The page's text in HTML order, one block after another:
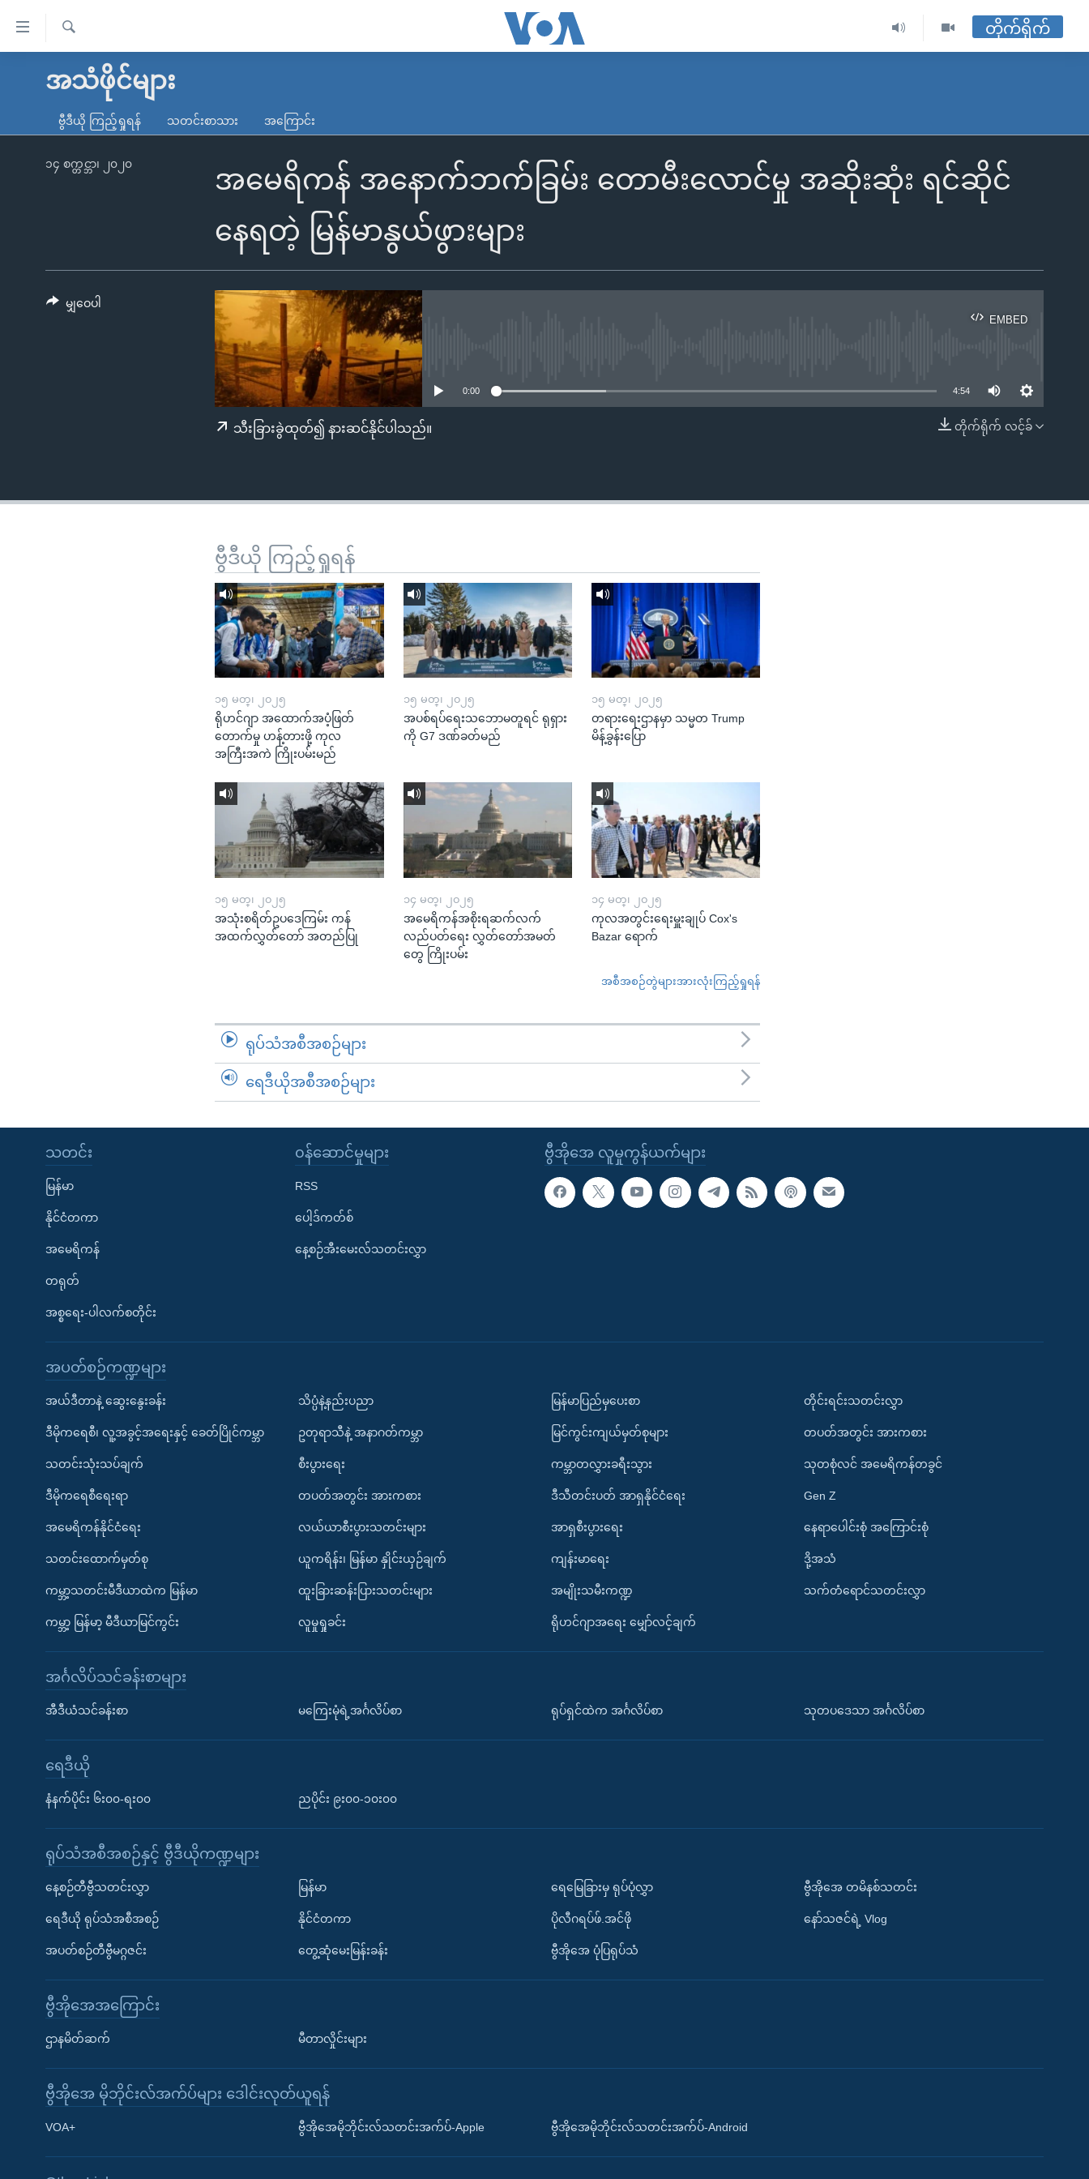
လွယ်ကူ
သည့်
ရန်
မူလစာမျက်နှာ
ကမ္ဘာ့သတင်းများ
နိုင်ငံတကာ
မကြေးမုံရဲ့ အင်္ဂလိပ်စာ
ရေဒီယို
ရေဒီယိုနှင့်ရုပ်သံ အချက်အလက်များ
Learning English
ရ
တိုက်ရိုက်
အသံဖိုင်များ
ဗွီဒီယို ကြည့်ရှုရန် သတင်းစာသား အကြောင်း
အမေရိကန် အနောက်ဘက်ခြမ်း တောမီးလောင်မှု အဆိုးဆုံး ရင်ဆိုင်
နေရတဲ့ မြန်မာနွယ်ဖွားများ
၁၄ စက္တင္ဘာ၊ ၂၀၂၀
EMBED
EMBED
0:00 4:54
တိုက်ရိုက် လင့်ခ်
သီးခြားခွဲထုတ်၍ နားဆင်နိုင်ပါသည်။
မျှဝေပါ
ဗွီဒီယို ကြည့်ရှုရန်
၁၅ မတ္၊ ၂၀၂၅
ရိုဟင်ဂျာ အထောက်အပံ့ဖြတ်
တောက်မှု ဟန့်တားဖို့ ကုလ
အကြီးအကဲ ကြိုးပမ်းမည်
၁၅ မတ္၊ ၂၀၂၅
အပစ်ရပ်ရေးသဘောမတူရင် ရုရှား
ကို G7 ဒဏ်ခတ်မည်
၁၅ မတ္၊ ၂၀၂၅
တရားရေးဌာနမှာ သမ္မတ Trump
မိန့်ခွန်းပြော
၁၅ မတ္၊ ၂၀၂၅
အသုံးစရိတ်ဥပဒေကြမ်း ကန်
အထက်လွှတ်တော် အတည်ပြု
၁၄ မတ္၊ ၂၀၂၅
အမေရိကန်အစိုးရဆက်လက်
လည်ပတ်ရေး လွှတ်တော်အမတ်
တွေ ကြိုးပမ်း
၁၄ မတ္၊ ၂၀၂၅
ကုလအတွင်းရေးမှူးချုပ် Cox's
Bazar ရောက်
အစီအစဉ်တွဲများအားလုံးကြည့်ရှုရန်
ရုပ်သံအစီအစဉ်များ
ရေဒီယိုအစီအစဉ်များ
ဗွီအိုအေ လူမှုကွန်ယက်များ
သတင်း
မြန်မာ
နိုင်ငံတကာ
အမေရိကန်
တရုတ်
အစ္စရေး-ပါလက်စတိုင်း
၀န်ဆောင်မှုများ
RSS
ပေါ့ဒ်ကတ်စ်
နေ့စဉ်အီးမေးလ်သတင်းလွှာ
အပတ်စဉ်ကဏ္ဍများ
အယ်ဒီတာနဲ့ ဆွေးနွေးခန်း
ဒီမိုကရေစီ၊ လူ့အခွင့်အရေးနှင့် ခေတ်ပြိုင်ကမ္ဘာ
သတင်းသုံးသပ်ချက်
ဒီမိုကရေစီရေးရာ
အမေရိကန်နိုင်ငံရေး
သတင်းထောက်မှတ်စု
ကမ္ဘာ့သတင်းမီဒီယာထဲက မြန်မာ
ကမ္ဘာ့ မြန်မာ့ မီဒီယာမြင်ကွင်း
သိပ္ပံနဲ့နည်းပညာ
ဥတုရာသီနဲ့ အနာဂတ်ကမ္ဘာ
စီးပွားရေး
တပတ်အတွင်း အားကစား
လယ်ယာစီးပွားသတင်းများ
ယူကရိန်း၊ မြန်မာ နှိုင်းယှဉ်ချက်
ထူးခြားဆန်းပြားသတင်းများ
လူမှုရှုခင်း
မြန်မာပြည်မှပေးစာ
မြင်ကွင်းကျယ်မှတ်စုများ
ကမ္ဘာတလွှားခရီးသွား
ဒီသီတင်းပတ် အာရှနိုင်ငံရေး
အာရှစီးပွားရေး
ကျန်းမာရေး
အမျိုးသမီးကဏ္ဍ
ရိုဟင်ဂျာအရေး မျှော်လင့်ချက်
တိုင်းရင်းသတင်းလွှာ
တပတ်အတွင်း အားကစား
သုတစုံလင် အမေရိကန်တခွင်
Gen Z
နေရာပေါင်းစုံ အကြောင်းစုံ
ဒို့အသံ
သက်တံရောင်သတင်းလွှာ
အင်္ဂလိပ်သင်ခန်းစာများ
အီဒီယံသင်ခန်းစာ မကြေးမုံရဲ့အင်္ဂလိပ်စာ ရုပ်ရှင်ထဲက အင်္ဂလိပ်စာ သုတပဒေသာ အင်္ဂလိပ်စာ
ရေဒီယို
နံနက်ပိုင်း ၆း၀၀-ရး၀၀ ညပိုင်း ၉း၀၀-၁၀း၀၀
ရုပ်သံအစီအစဉ်နှင့် ဗွီဒီယိုကဏ္ဍများ
နေ့စဉ်တီဗွီသတင်းလွှာ
ရေဒီယို ရုပ်သံအစီအစဉ်
အပတ်စဉ်တီဗွီမဂ္ဂဇင်း
မြန်မာ
နိုင်ငံတကာ
တွေ့ဆုံမေးမြန်းခန်း
ရေမြေခြားမှ ရုပ်ပုံလွှာ
ပိုလီဂရပ်ဖ်.အင်ဖို
ဗွီအိုအေ ပုံပြရုပ်သံ
ဗွီအိုအေ တမိနစ်သတင်း
နော်သဇင်ရဲ့ Vlog
ဗွီအိုအေအကြောင်း
ဌာနမိတ်ဆက် မီတာလှိုင်းများ
ဗွီအိုအေ မိုဘိုင်းလ်အက်ပ်များ ဒေါင်းလုတ်ယူရန်
VOA+ ဗွီအိုအေမိုဘိုင်းလ်သတင်းအက်ပ်-Apple ဗွီအိုအေမိုဘိုင်းလ်သတင်းအက်ပ်-Android